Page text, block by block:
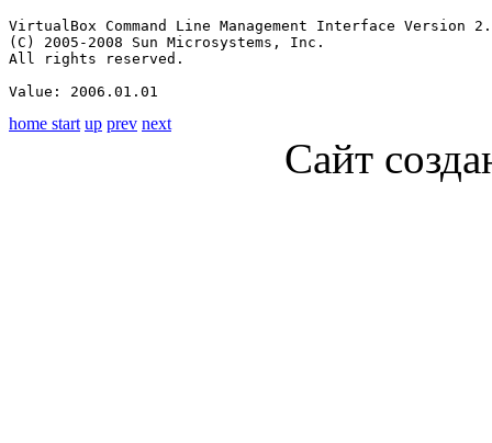
VirtualBox Command Line Management Interface Version
(C) 2005-2008 Sun Microsystems, Inc.
All rights reserved.
Value: 2006.01.01
home start up prev next
Сайт